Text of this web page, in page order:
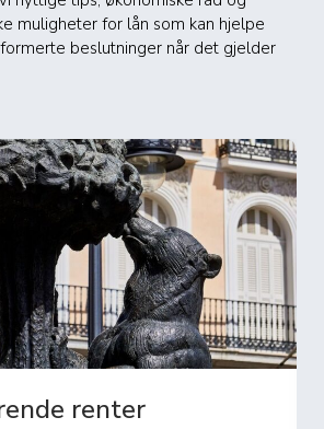
muligheter for lån som kan hjelpe
beslutninger når det gjelder
Fratrekk for renter på